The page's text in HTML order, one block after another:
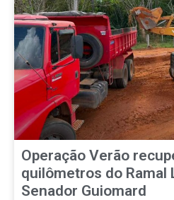
Operação Verão
quilômetros do Ramal
Senador Guiomard